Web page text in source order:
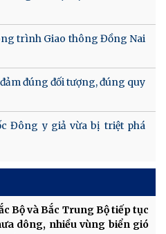
trình Giao thông Đồng Nai
đúng đối tượng, đúng quy
Đông y giả vừa bị triệt phá
Bộ và Bắc Trung Bộ tiếp tục
dông, nhiều vùng biển gió